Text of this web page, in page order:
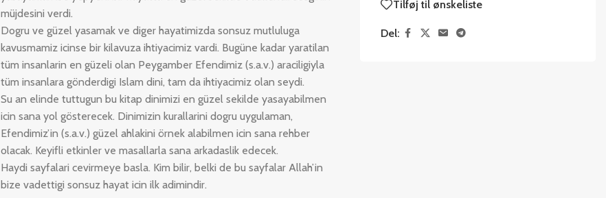
müjdesini verdi.
Dogru ve güzel yasamak ve diger hayatimizda sonsuz mutluluga
kavusmamiz icinse bir kilavuza ihtiyacimiz vardi. Bugüne kadar yaratilan
tüm insanlarin en güzeli olan Peygamber Efendimiz (s.a.v.) araciligiyla
tüm insanlara gönderdigi Islam dini, tam da ihtiyacimiz olan seydi.
Su an elinde tuttugun bu kitap dinimizi en güzel sekilde yasayabilmen
icin sana yol gösterecek. Dinimizin kurallarini dogru uygulaman,
Efendimiz’in (s.a.v.) güzel ahlakini örnek alabilmen icin sana rehber
olacak. Keyifli etkinler ve masallarla sana arkadaslik edecek.
Haydi sayfalari cevirmeye basla. Kim bilir, belki de bu sayfalar Allah’in
bize vadettigi sonsuz hayat icin ilk adimindir.
Tilføj til ønskeliste
Del: